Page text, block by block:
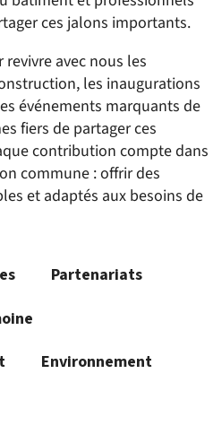
ces jalons importants.
avec nous les
les inaugurations
événements marquants de
fiers de partager ces
contribution compte dans
commune : offrir des
et adaptés aux besoins de
Partenariats
Environnement